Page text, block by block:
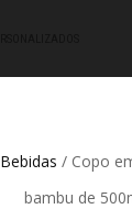
Bebidas / Copo
bambu de